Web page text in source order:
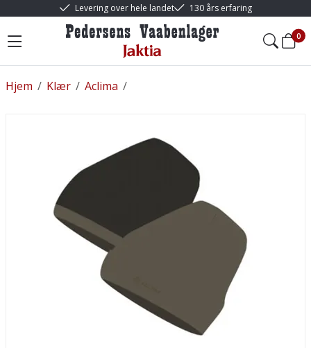
Levering over hele landet 130 års erfaring
0
/
Hjem /
Klær /
Aclima